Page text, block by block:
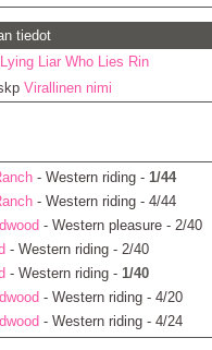
tiedot
Lying Liar Who Lies Rin
Virallinen nimi
- Western riding - 1/44
- Western riding - 4/44
- Western pleasure - 2/40
- Western riding - 2/40
- Western riding - 1/40
- Western riding - 4/20
- Western riding - 4/24